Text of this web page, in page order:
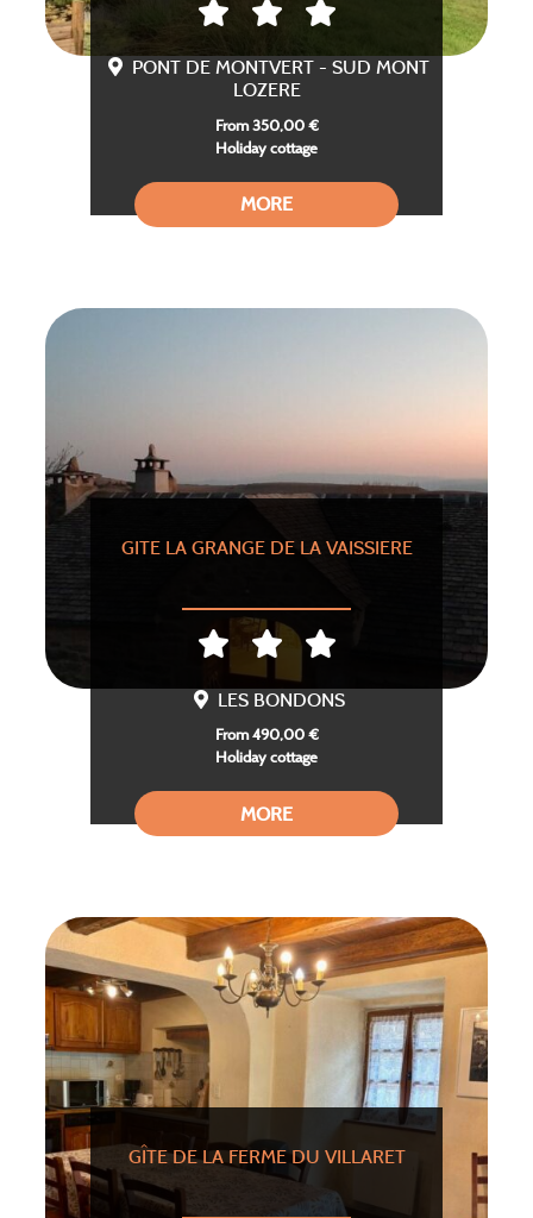
PONT DE MONTVERT - SUD MONT
LOZERE
From 350,00 €
Holiday cottage
MORE
GITE LA GRANGE DE LA VAISSIERE
LES BONDONS
From 490,00 €
Holiday cottage
MORE
GÎTE DE LA FERME DU VILLARET